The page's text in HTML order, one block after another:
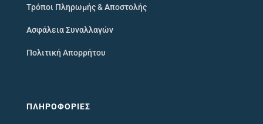
Τρόποι Πληρωμής & Αποστολής
Ασφάλεια Συναλλαγών
Πολιτική Απορρήτου
ΠΛΗΡΟΦΟΡΊΕΣ